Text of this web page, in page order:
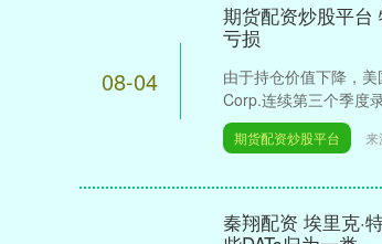
08-04
期货配资炒股平台
亏损
由于持仓价值下降，
Corp.连续第三个季度
期货配资炒股平台 来
秦翔配资 埃里克·